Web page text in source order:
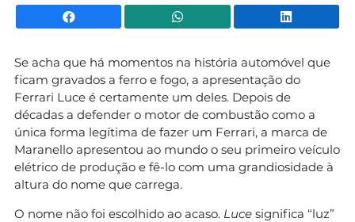
Facebook WhatsApp
Se acha que há momentos na história automóvel que
ficam gravados a ferro e fogo, a apresentação do
Ferrari Luce é certamente um deles. Depois de
décadas a defender o motor de combustão como a
única forma legítima de fazer um Ferrari, a marca de
Maranello apresentou ao mundo o seu primeiro veículo
elétrico de produção e fê-lo com uma grandiosidade à
altura do nome que carrega.
O nome não foi escolhido ao acaso. Luce significa “luz”